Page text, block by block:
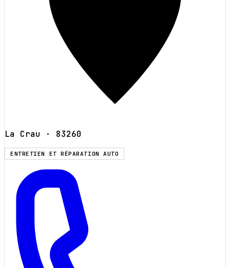
La Crau · 83260
ENTRETIEN ET RÉPARATION AUTO